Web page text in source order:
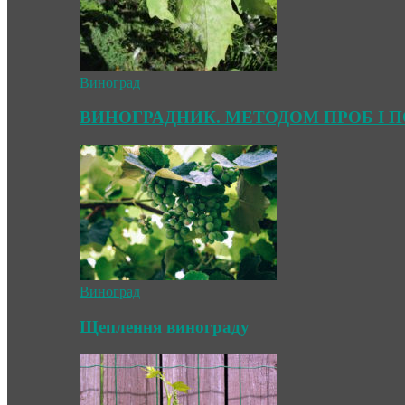
Виноград
ВИНОГРАДНИК. МЕТОДОМ ПРОБ І
Виноград
Щеплення винограду